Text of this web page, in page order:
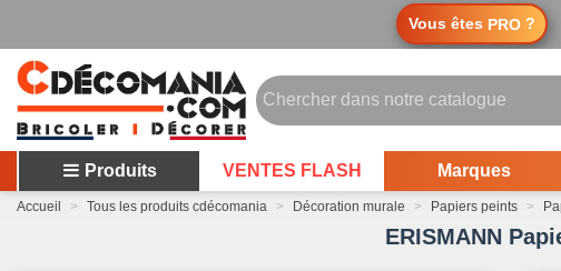
Vous êtes PRO ?
Produits VENTES FLASH Marques
Accueil > Tous les produits cdécomania > Décoration murale > Papiers peints >
ERISMANN